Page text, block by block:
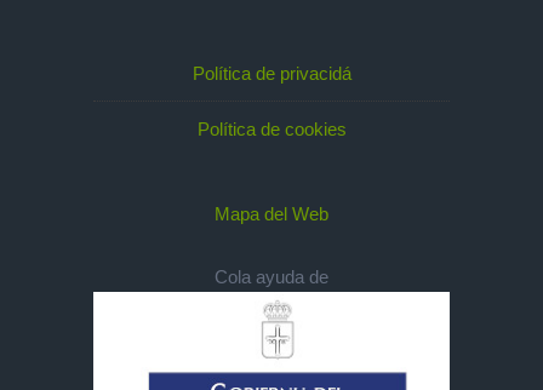
Política de privacidá
Política de cookies
Mapa del Web
Cola ayuda de